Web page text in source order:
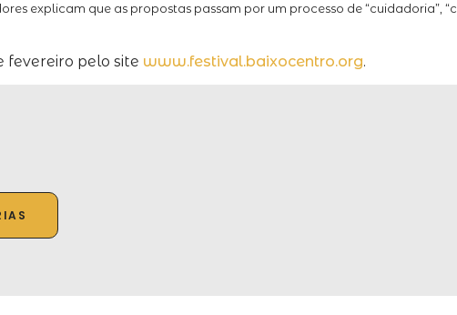
explicam que as propostas passam por um processo de “cuidadoria”,
fevereiro pelo site www.festival.baixocentro.org.